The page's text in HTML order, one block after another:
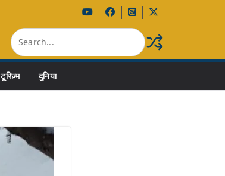
टूरिज़्म दुनिया